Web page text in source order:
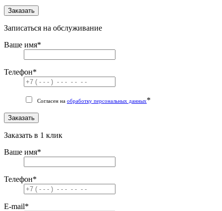
Заказать
Записаться на обслуживание
Ваше имя*
Телефон*
Согласен на обработку персональных данных*
Заказать
Заказать в 1 клик
Ваше имя*
Телефон*
E-mail*